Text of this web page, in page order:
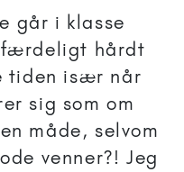
går i klasse
hårdt
tiden især når
sig som om
måde, selvom
venner?! Jeg